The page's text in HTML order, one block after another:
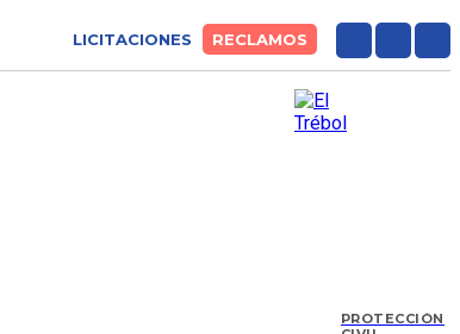
LICITACIONES RECLAMOS
PROTECCIÓN